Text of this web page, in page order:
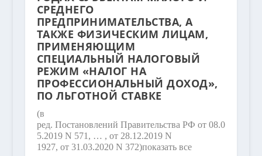
СРЕДНЕГО
ПРЕДПРИНИМАТЕЛЬСТВА, А
ТАКЖЕ ФИЗИЧЕСКИМ ЛИЦАМ,
ПРИМЕНЯЮЩИМ
СПЕЦИАЛЬНЫЙ НАЛОГОВЫЙ
РЕЖИМ «НАЛОГ НА
ПРОФЕССИОНАЛЬНЫЙ ДОХОД»,
ПО ЛЬГОТНОЙ СТАВКЕ
(в
ред. Постановлений Правительства РФ от 08.0
5.2019 N 571 , … , от 28.12.2019 N
1927, от 31.03.2020 N 372)показать все